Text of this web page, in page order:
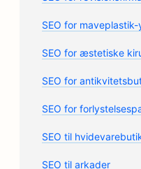
SEO for
SEO for æstetiske
SEO for
SEO for
SEO til
SEO til arkader